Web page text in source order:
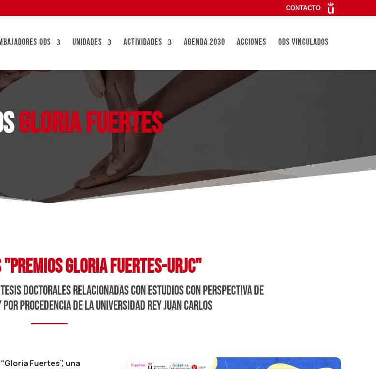
CONTACTO
ODS UNIDADES ACTIVIDADES AGENDA 2030 ACCIONES ODS VINCULADOS
GLORIA FUERTES
GLORIA FUERTES-URJC"
doctorales relacionadas con estudios con perspectiva de
procedencia de la universidad rey juan carlos
Fuertes”, una